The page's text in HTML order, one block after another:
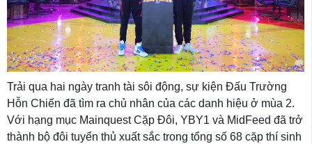
Trải qua hai ngày tranh tài sôi động, sự kiện Đấu Trường
Hỗn Chiến đã tìm ra chủ nhân của các danh hiệu ở mùa 2.
Với hạng mục Mainquest Cặp Đôi, YBY1 và MidFeed đã trở
thành bộ đôi tuyển thủ xuất sắc trong tổng số 68 cặp thí sinh